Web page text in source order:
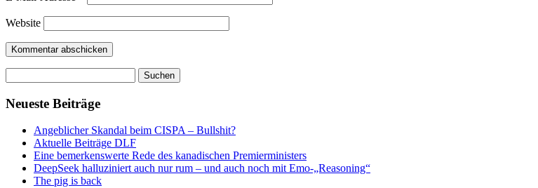
Website
nach:
Neueste Beiträge
Angeblicher Skandal beim CISPA – Bullshit?
Aktuelle Beiträge DLF
Eine bemerkenswerte Rede des kanadischen Premierministers
DeepSeek halluziniert auch nur rum – und auch noch mit Emo-„Reasoning“
The pig is back